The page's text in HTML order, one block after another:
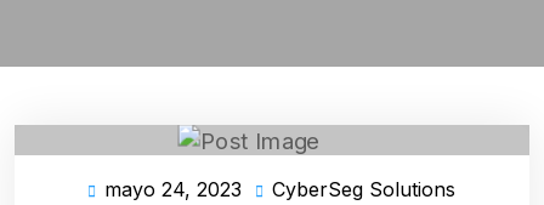
mayo 24, 2023 mayoCyberSeg Solutions